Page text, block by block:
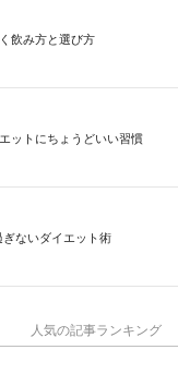
飲み方と選び方
ットにちょうどいい習慣
ないダイエット術
人気の記事ランキング